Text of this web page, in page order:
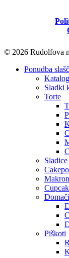
© 2026 Rudolfova
Close
Ponudba
Sladki
Torte
Piškoti